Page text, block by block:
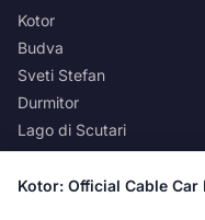
Kotor
Budva
Sveti Stefan
Durmitor
Lago di Scutari
Destinazioni